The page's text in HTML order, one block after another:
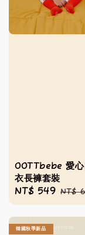
OOTTbebe 愛
衣長褲套裝
Sale
price
NT$ 549
price
NT$
韓國秋季新品